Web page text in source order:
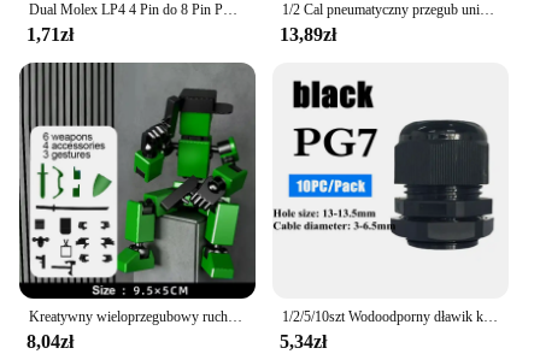
Dual Molex LP4 4 Pin do 8 Pin PCI-E Express konwerter przewód zasilający z adapterem złącze przewodu linii narzędzia
1,71zł
1/2 Cal pneumatyczny przegub uniwersalny 360 stopni klucz elektryczny obrotowe Adapter gniazda uderzenia powietrza Adapter gniazda narzędzia
13,89zł
Kreatywny wieloprzegubowy ruchomy robot zmienny 3.0 3D manekin z nadrukiem manekin Model akcji lalka zabawka Kid Christmas Decora prezent
8,04zł
1/2/5/10szt Wodoodporny dławik kablowy Wejście kablowe IP68 PG7-PG36 Białe/czarne nylonowe złącze z tworzywa sztucznego
5,34zł